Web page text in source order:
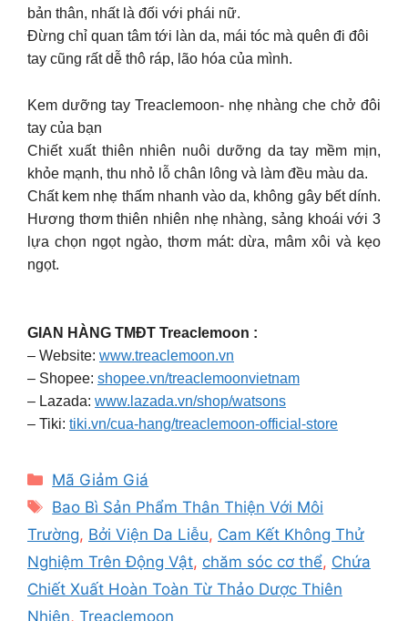
bản thân, nhất là đối với phái nữ.
Đừng chỉ quan tâm tới làn da, mái tóc mà quên đi đôi
tay cũng rất dễ thô ráp, lão hóa của mình.
Kem dưỡng tay Treaclemoon- nhẹ nhàng che chở đôi
tay của bạn
Chiết xuất thiên nhiên nuôi dưỡng da tay mềm mịn,
khỏe mạnh, thu nhỏ lỗ chân lông và làm đều màu da.
Chất kem nhẹ thấm nhanh vào da, không gây bết dính.
Hương thơm thiên nhiên nhẹ nhàng, sảng khoái với 3
lựa chọn ngọt ngào, thơm mát: dừa, mâm xôi và kẹo
ngọt.
GIAN HÀNG TMĐT Treaclemoon :
– Website: www.treaclemoon.vn
– Shopee: shopee.vn/treaclemoonvietnam
– Lazada: www.lazada.vn/shop/watsons
– Tiki: tiki.vn/cua-hang/treaclemoon-official-store
Categories
Mã Giảm Giá
Tags
Bao Bì Sản Phẩm Thân Thiện Với Môi
Trường, Bởi Viện Da Liễu, Cam Kết Không Thử
Nghiệm Trên Động Vật, chăm sóc cơ thể, Chứa
Chiết Xuất Hoàn Toàn Từ Thảo Dược Thiên
Nhiên, Treaclemoon